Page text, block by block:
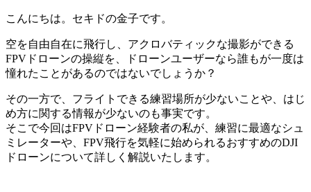
こんにちは。セキドの金子です。
空を自由自在に飛行し、アクロバティックな撮影ができる
FPVドローンの操縦を、ドローンユーザーなら誰もが一度は
憧れたことがあるのではないでしょうか？
その一方で、フライトできる練習場所が少ないことや、はじ
め方に関する情報が少ないのも事実です。
そこで今回はFPVドローン経験者の私が、練習に最適なシュ
ミレーターや、FPV飛行を気軽に始められるおすすめのDJI
ドローンについて詳しく解説いたします。